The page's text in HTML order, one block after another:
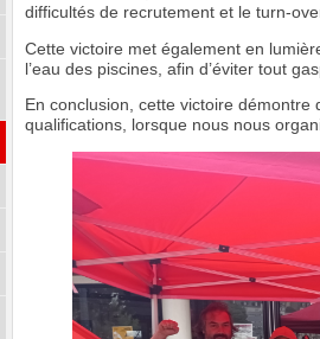
difficultés de recrutement et le turn-
Cette victoire met également en
l’eau des piscines, afin d’éviter tout
En conclusion, cette victoire
qualifications, lorsque nous nous